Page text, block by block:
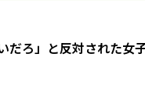
だろ」と反対された女